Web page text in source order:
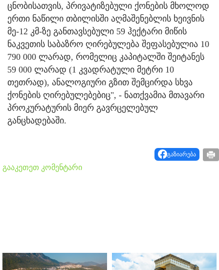
ცნობისათვის, პრივატიზებული ქონების მხოლოდ
ერთი ნაწილი თბილისში აღმაშენებლის ხეივნის
მე-12 კმ-ზე განთავსებული 59 ჰექტარი მიწის
ნაკვეთის საბაზრო ღირებულება შეფასებულია 10
790 000 ლარად, რომელიც კაპიტალში შეიტანეს
59 000 ლარად (1 კვადრატული მეტრი 10
თეთრად), ანალოგიური გზით შემცირდა სხვა
ქონების ღირებულებებიც", - ნათქვამია მთავარი
პროკურატურის მიერ გავრცელებულ
განცხადებაში.
გაზიარება
გააკეთეთ კომენტარი